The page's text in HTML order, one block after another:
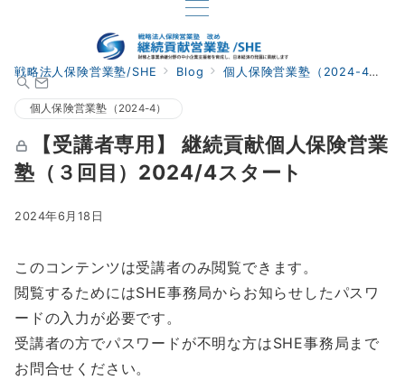
戦略法人保険営業塾/SHE Blog 個人保険営業塾（2024-4）
個人保険営業塾（2024-4）
【受講者専用】 継続貢献個人保険営業
塾（３回目）2024/4スタート
2024年6月18日
このコンテンツは受講者のみ閲覧できます。
閲覧するためにはSHE事務局からお知らせしたパスワ
ードの入力が必要です。
受講者の方でパスワードが不明な方はSHE事務局まで
お問合せください。